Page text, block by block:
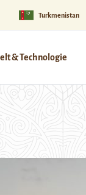
Turkmenistan
& Technologie